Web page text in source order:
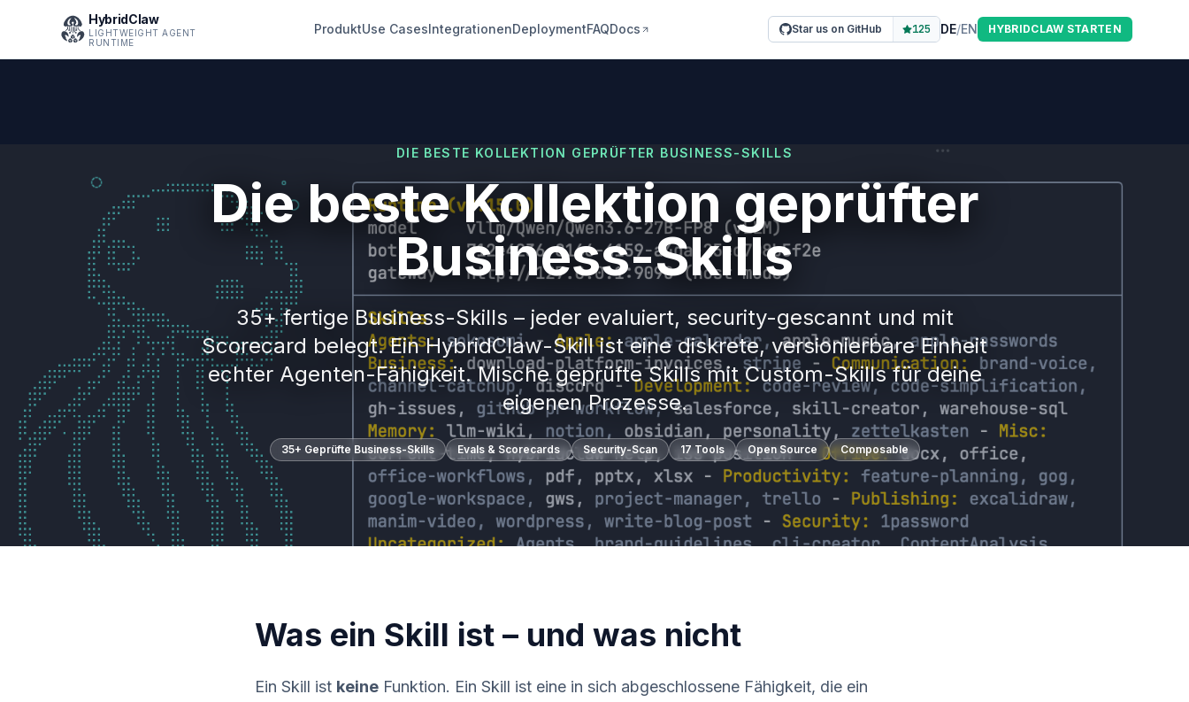
HybridClaw
LIGHTWEIGHT AGENT
RUNTIME
ProduktUse CasesIntegrationenDeploymentFAQDocs Star us on GitHub 125 DE/EN HYBRIDCLAW STARTEN
DIE BESTE KOLLEKTION GEPRÜFTER BUSINESS-SKILLS
Die beste Kollektion geprüfter
Business-Skills
35+ fertige Business-Skills – jeder evaluiert, security-gescannt und mit
Scorecard belegt. Ein HybridClaw-Skill ist eine diskrete, versionierbare Einheit
echter Agenten-Fähigkeit. Mische geprüfte Skills mit Custom-Skills für deine
eigenen Prozesse.
35+ Geprüfte Business-Skills Evals & Scorecards Security-Scan 17 Tools Open Source Composable
Was ein Skill ist – und was nicht
Ein Skill ist keine Funktion. Ein Skill ist eine in sich abgeschlossene Fähigkeit, die ein